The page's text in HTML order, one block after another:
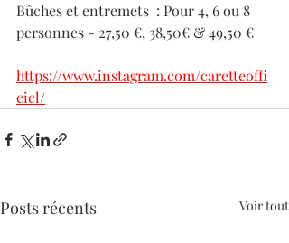
Bûches et entremets  : Pour 4, 6 ou 8
personnes - 27,50 €, 38,50€ & 49,50 €
https://www.instagram.com/caretteoffi
ciel/
Posts récents Voir tout